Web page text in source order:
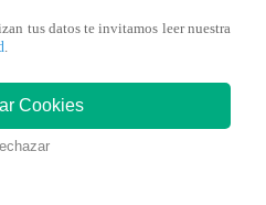
de julio del
tus datos te invitamos leer nuestra
Cookies